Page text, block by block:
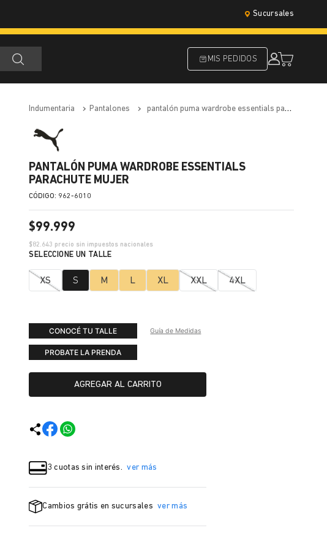
Sucursales
MIS PEDIDOS
indumentaria pantalones pantalón puma wardrobe essentials parachute mujer
PANTALÓN PUMA WARDROBE ESSENTIALS
PARACHUTE MUJER
: 962-6010
$99.999
$82.643 precio sin impuestos nacionales
XS S M L XL XXL 4XL
CONOCÉ TU TALLE Guía de Medidas
PROBATE LA PRENDA
AGREGAR AL CARRITO
3 cuotas sin interés. ver más
Cambios grátis en sucursales ver más